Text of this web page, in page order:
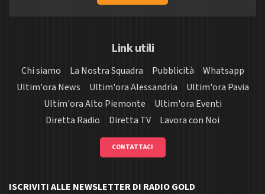
Link utili
Chi siamo La Nostra Squadra Pubblicità
Whatsapp
Ultim'ora News
Ultim'ora Alessandria
Ultim'ora Pavia
Ultim'ora Alto Piemonte
Ultim'ora Eventi
Diretta Radio
Diretta TV Lavora con Noi
CONTATTACI
ISCRIVITI ALLE NEWSLETTER DI RADIO GOLD